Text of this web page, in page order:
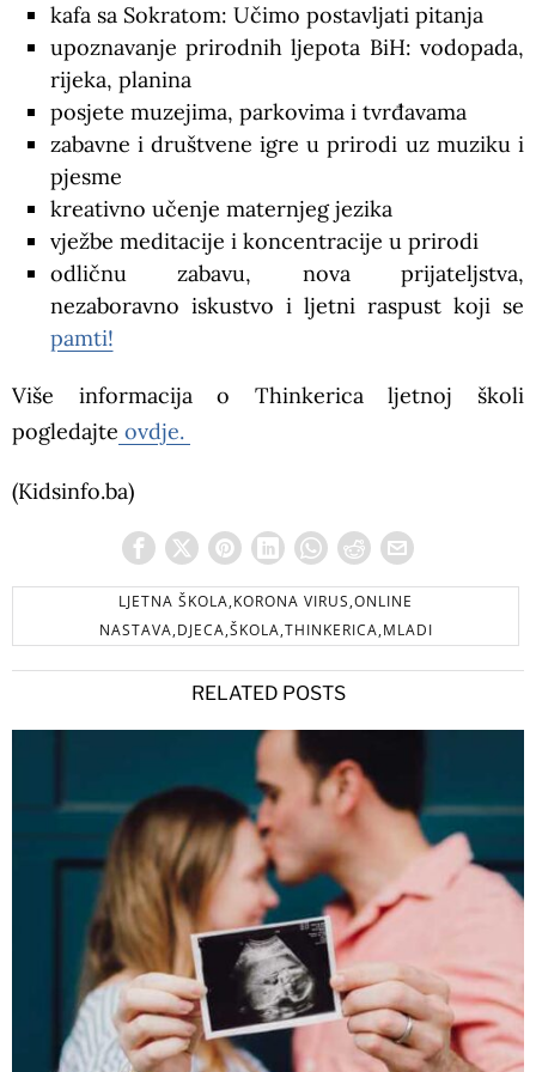
kafa sa Sokratom: Učimo postavljati pitanja
upoznavanje prirodnih ljepota BiH: vodopada,
rijeka, planina
posjete muzejima, parkovima i tvrđavama
zabavne i društvene igre u prirodi uz muziku i
pjesme
kreativno učenje maternjeg jezika
vježbe meditacije i koncentracije u prirodi
odličnu zabavu, nova prijateljstva,
nezaboravno iskustvo i ljetni raspust koji se
pamti!
Više informacija o Thinkerica ljetnoj školi
pogledajte ovdje.
(Kidsinfo.ba)
LJETNA ŠKOLA,KORONA VIRUS,ONLINE
NASTAVA,DJECA,ŠKOLA,THINKERICA,MLADI
RELATED POSTS